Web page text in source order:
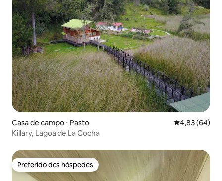
Casa de campo ⋅ Pasto 4,83 de uma
4,83 (64)
Killary, Lagoa de La Cocha
Preferido dos hóspedes
Preferido dos hóspedes